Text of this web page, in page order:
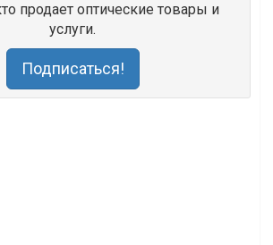
продает оптические товары и
услуги.
Подписаться!